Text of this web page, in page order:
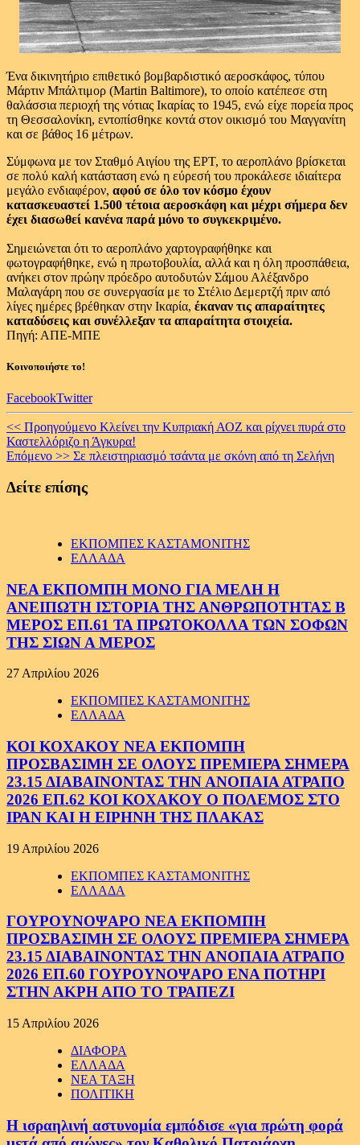
Ένα δικινητήριο επιθετικό βομβαρδιστικό αεροσκάφος, τύπου
Μάρτιν Μπάλτιμορ (Martin Baltimore), το οποίο κατέπεσε στη
θαλάσσια περιοχή της νότιας Ικαρίας το 1945, ενώ είχε πορεία προς
τη Θεσσαλονίκη, εντοπίσθηκε κοντά στον οικισμό του Μαγγανίτη
και σε βάθος 16 μέτρων.
Σύμφωνα με τον Σταθμό Αιγίου της ΕΡΤ, το αεροπλάνο βρίσκεται
σε πολύ καλή κατάσταση ενώ η εύρεσή του προκάλεσε ιδιαίτερα
μεγάλο ενδιαφέρον, αφού σε όλο τον κόσμο έχουν
κατασκευαστεί 1.500 τέτοια αεροσκάφη και μέχρι σήμερα δεν
έχει διασωθεί κανένα παρά μόνο το συγκεκριμένο.
Σημειώνεται ότι το αεροπλάνο χαρτογραφήθηκε και
φωτογραφήθηκε, ενώ η πρωτοβουλία, αλλά και η όλη προσπάθεια,
ανήκει στον πρώην πρόεδρο αυτοδυτών Σάμου Αλέξανδρο
Μαλαγάρη που σε συνεργασία με το Στέλιο Δεμερτζή πριν από
λίγες ημέρες βρέθηκαν στην Ικαρία, έκαναν τις απαραίτητες
καταδύσεις και συνέλλεξαν τα απαραίτητα στοιχεία.
Πηγή: ΑΠΕ-ΜΠΕ
Κοινοποιήστε το!
FacebookTwitter
Continue
Reading
<< Προηγούμενο Κλείνει την Κυπριακή ΑΟΖ και ρίχνει πυρά στο
Καστελλόριζο η Άγκυρα!
Επόμενο >> Σε πλειστηριασμό τσάντα με σκόνη από τη Σελήνη
Δείτε επίσης
ΕΚΠΟΜΠΕΣ ΚΑΣΤΑΜΟΝΙΤΗΣ
ΕΛΛΑΔΑ
ΝΕΑ ΕΚΠΟΜΠΗ ΜΟΝΟ ΓΙΑ ΜΕΛΗ Η
ΑΝΕΙΠΩΤΗ ΙΣΤΟΡΙΑ ΤΗΣ ΑΝΘΡΩΠΟΤΗΤΑΣ Β
ΜΕΡΟΣ ΕΠ.61 ΤΑ ΠΡΩΤΟΚΟΛΛΑ ΤΩΝ ΣΟΦΩΝ
ΤΗΣ ΣΙΩΝ Α ΜΕΡΟΣ
27 Απριλίου 2026
ΕΚΠΟΜΠΕΣ ΚΑΣΤΑΜΟΝΙΤΗΣ
ΕΛΛΑΔΑ
ΚΟΙ ΚΟΧΑΚΟΥ ΝΕΑ ΕΚΠΟΜΠΗ
ΠΡΟΣΒΑΣΙΜΗ ΣΕ ΟΛΟΥΣ ΠΡΕΜΙΕΡΑ ΣΗΜΕΡΑ
23.15 ΔΙΑΒΑΙΝΟΝΤΑΣ ΤΗΝ ΑΝΟΠΑΙΑ ΑΤΡΑΠΟ
2026 ΕΠ.62 ΚΟΙ ΚΟΧΑΚΟΥ Ο ΠΟΛΕΜΟΣ ΣΤΟ
ΙΡΑΝ ΚΑΙ Η ΕΙΡΗΝΗ ΤΗΣ ΠΛΑΚΑΣ
19 Απριλίου 2026
ΕΚΠΟΜΠΕΣ ΚΑΣΤΑΜΟΝΙΤΗΣ
ΕΛΛΑΔΑ
ΓΟΥΡΟΥΝΟΨΑΡΟ ΝΕΑ ΕΚΠΟΜΠΗ
ΠΡΟΣΒΑΣΙΜΗ ΣΕ ΟΛΟΥΣ ΠΡΕΜΙΕΡΑ ΣΗΜΕΡΑ
23.15 ΔΙΑΒΑΙΝΟΝΤΑΣ ΤΗΝ ΑΝΟΠΑΙΑ ΑΤΡΑΠΟ
2026 ΕΠ.60 ΓΟΥΡΟΥΝΟΨΑΡΟ ΕΝΑ ΠΟΤΗΡΙ
ΣΤΗΝ ΑΚΡΗ ΑΠΟ ΤΟ ΤΡΑΠΕΖΙ
15 Απριλίου 2026
ΔΙΑΦΟΡΑ
ΕΛΛΑΔΑ
ΝΕΑ ΤΑΞΗ
ΠΟΛΙΤΙΚΗ
Η ισραηλινή αστυνομία εμπόδισε «για πρώτη φορά